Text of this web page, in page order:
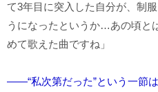
て3年目に突入した自分が、制
うになったというか…あの頃と
めて歌えた曲ですね」
――“私次第だった”という一節